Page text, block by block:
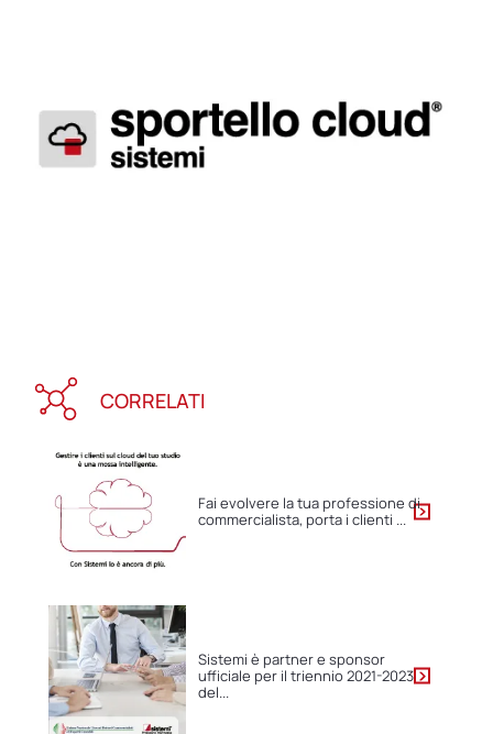
CORRELATI
Fai evolvere la tua professione di
commercialista, porta i clienti ...
Sistemi è partner e sponsor
ufficiale per il triennio 2021-2023
del...